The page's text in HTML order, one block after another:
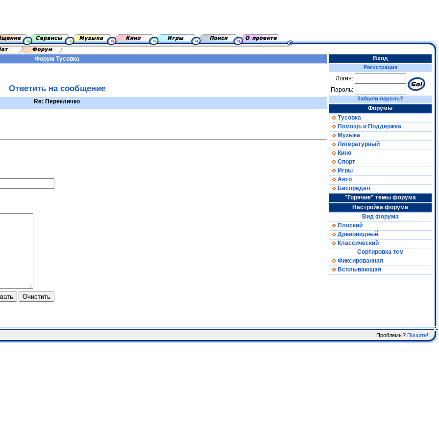
Форум Тусовка
Ответить на сообщение
Re: Перекличко
Вход
Регистрация
Логин:
Пароль:
Забыли пароль?
Форумы
Тусовка
Помощь и Поддержка
Музыка
Литературный
Кино
Спорт
Игры
Авто
Беспредел
"Горячие" темы форума
Настройка форума
Вид форума
Плоский
Древовидный
Классический
Сортировка тем
Фиксированная
Всплывающая
Проблемы? Пишите!